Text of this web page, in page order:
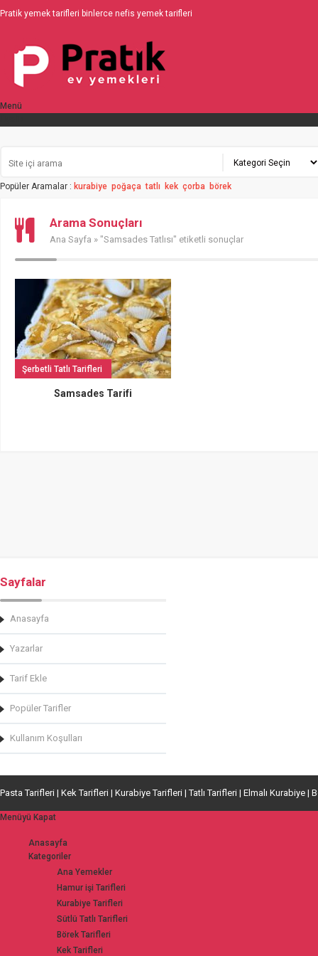
Pratik yemek tarifleri binlerce nefis yemek tarifleri
Menü
Popüler Aramalar : kurabiye poğaça tatlı kek çorba börek
Arama Sonuçları
Ana Sayfa » "Samsades Tatlısı" etiketli sonuçlar
Şerbetli Tatlı Tarifleri
Samsades Tarifi
Sayfalar
Anasayfa
Yazarlar
Tarif Ekle
Popüler Tarifler
Kullanım Koşulları
Pasta Tarifleri | Kek Tarifleri | Kurabiye Tarifleri | Tatlı Tarifleri | Elmalı Kurabiye |
Menüyü Kapat
Anasayfa
Kategoriler
Ana Yemekler
Hamur işi Tarifleri
Kurabiye Tarifleri
Sütlü Tatlı Tarifleri
Börek Tarifleri
Kek Tarifleri